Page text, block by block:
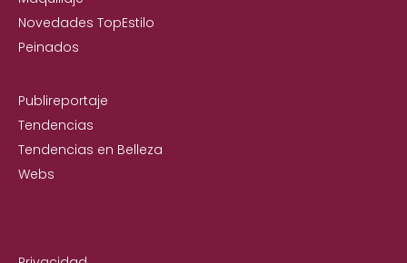
Novedades TopEstilo
Peinados
Publireportaje
Tendencias
Tendencias en Belleza
Webs